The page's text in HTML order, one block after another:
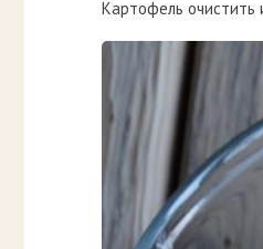
Картофель очистить